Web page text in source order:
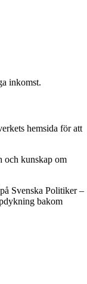
inkomst.
hemsida för att
och kunskap om
Svenska Politiker –
bakom